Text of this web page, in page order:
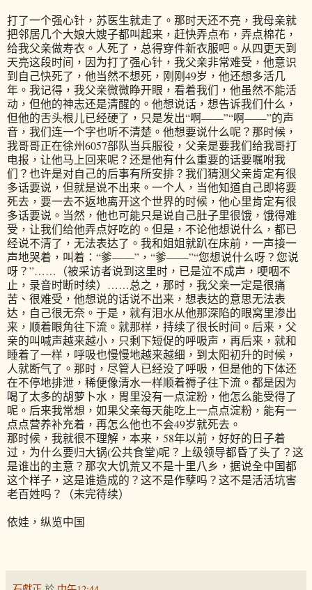
打了一个强心针，苏医生就走了。那时天还不亮，我母亲就
把邻居几个大娘大嫂子都叫起来，赶快弄点布，弄点棉花，
给我父亲做寿衣。人死了，总得穿件新衣服吧。从四更天到
天亮这段时间，因为打了强心针，我父亲非常难受，他意识
到自己快死了，他当然不想死，刚刚49岁，他还想多活几
年。我记得，我父亲微微睁开眼，看着我们，他虽然不能活
动，但他的神志还是清醒的。他想说话，想告诉我们什么，
但他的舌头根儿已经硬了，只是发出“啊——”“啊——”的声
音，我们连一个字也听不清楚。他想要说什么呢？那时候，
我哥哥正在徐州6057部队当兵服役，父亲是要我们给我哥打
电报，让他马上回来呢？还是他有什么重要的话要嘱咐我
们？也许是对自己的后事有所安排？我们猜测父亲肯定有很
多话要说，但就是说不出来。一个人，当他知道自己即将要
死去，要一去不返地离开这个世界的时候，他心里肯定有很
多话要说。当然，他也可能只是说自己肚子里很饿，饿得难
受，让我们给他弄点好吃的。但是，不论他想说什么，都已
经说不清了，无法表达了。我和姐姐就趴在床前，一声接一
声地哭着，叫着：“爹——”，“爹——”“您想说什么呀？您说
呀？”……（被采访者说到这里时，已是泣不成声，哽咽不
止，录音时断时续）……总之，那时，我父亲一定是很痛
苦、很难受，他想说的话说不出来，想表达的意思无法表
达，自己很无奈。于是，就有泪水从他那深陷的眼窝里渗出
来，顺着眼角往下流。就那样，持续了很长时间。后来，父
亲的叫喊声越来越小，只剩下短促的呼吸声，再后来，就和
睡着了一样，呼吸也慢慢地越来越细，到太阳初升的时候，
人就断气了。那时，尽管人已经没了呼吸，但是他的下体还
在不停地排泄，稀便像清水一样顺着褥子往下流。都是因为
喝了太多的胡萝卜水，胃里没有一点淀粉，他怎么能受得了
呢。后来我常想，如果父亲每天能吃上一点点淀粉，能有一
点点营养补充着，再怎么他也不会49岁就死去。
那时候，我就很不理解，本来，58年以前，好好的日子着
过，为什么要归大锅(公共食堂)呢？上级领导都昏了头了？这
是谁出的主意？那次大饥荒又不是十里八乡，据说全中国都
这个样子，这是谁造成的？这不是作孽吗？这不是活活坑害
老百姓吗？（未完待续）
依娃，纵览中国